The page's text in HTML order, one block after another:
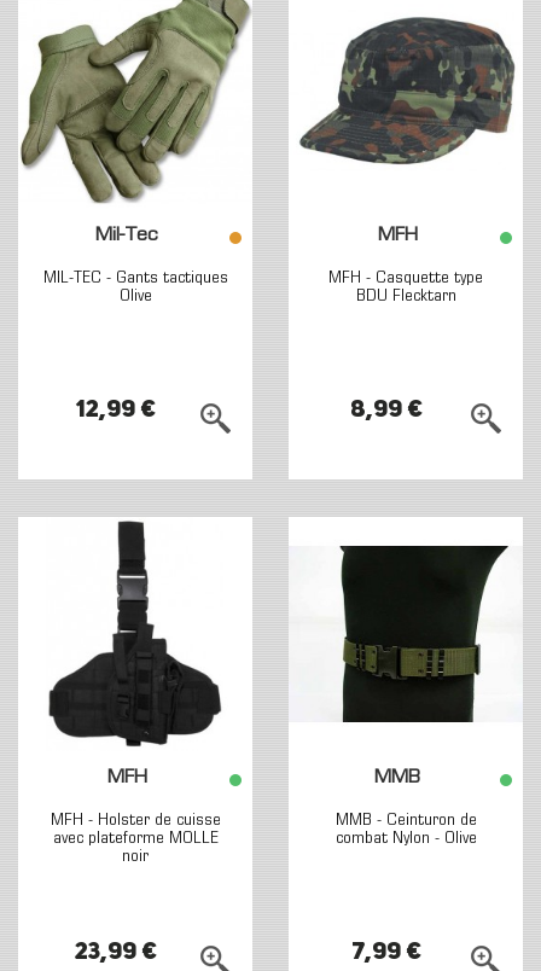
Mil-Tec
MIL-TEC - Gants tactiques
Olive
12,99 €
MFH
MFH - Casquette type
BDU Flecktarn
8,99 €
MFH
MFH - Holster de cuisse
avec plateforme MOLLE
noir
23,99 €
MMB
MMB - Ceinturon de
combat Nylon - Olive
7,99 €